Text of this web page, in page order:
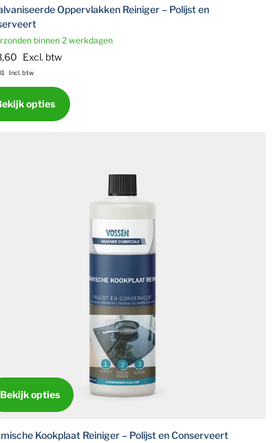
Oppervlakken Reiniger – Polijst en
binnen 2 werkdagen
Excl. btw
Incl. btw
opties
Bekijk opties
Kookplaat Reiniger – Polijst en Conserveert